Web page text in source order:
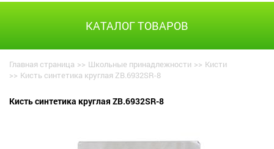
КАТАЛОГ ТОВАРОВ
Главная страница >> Школьные принадлежности >> Кисти
>> Кисть синтетика круглая ZB.6932SR-8
Кисть синтетика круглая ZB.6932SR-8